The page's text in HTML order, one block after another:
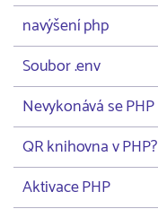
navýšení php
Soubor .env
Nevykonává se PHP
QR knihovna v PHP?
Aktivace PHP